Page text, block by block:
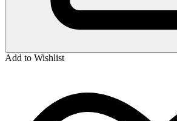
Add to Wishlist